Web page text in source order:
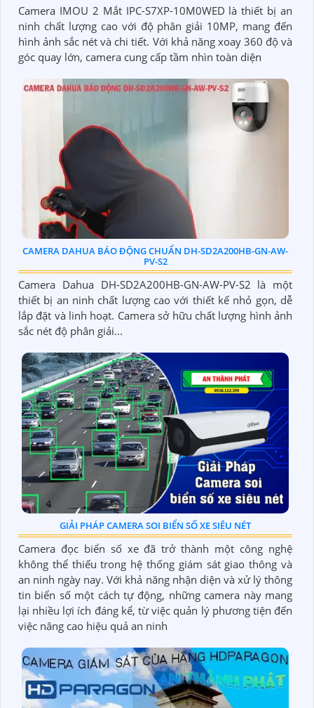
Camera IMOU 2 Mắt IPC-S7XP-10M0WED là thiết bị an
ninh chất lượng cao với độ phân giải 10MP, mang đến
hình ảnh sắc nét và chi tiết. Với khả năng xoay 360 độ và
góc quay lớn, camera cung cấp tầm nhìn toàn diện
CAMERA DAHUA BÁO ĐỘNG CHUẨN DH-SD2A200HB-GN-AW-
PV-S2
Camera Dahua DH-SD2A200HB-GN-AW-PV-S2 là một
thiết bị an ninh chất lượng cao với thiết kế nhỏ gọn, dễ
lắp đặt và linh hoạt. Camera sở hữu chất lượng hình ảnh
sắc nét độ phân giải...
GIẢI PHÁP CAMERA SOI BIỂN SỐ XE SIÊU NÉT
Camera đọc biển số xe đã trở thành một công nghệ
không thể thiếu trong hệ thống giám sát giao thông và
an ninh ngày nay. Với khả năng nhận diện và xử lý thông
tin biển số một cách tự động, những camera này mang
lại nhiều lợi ích đáng kể, từ việc quản lý phương tiện đến
việc nâng cao hiệu quả an ninh